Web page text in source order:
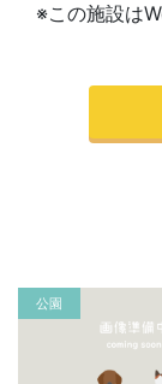
※この施設は
公園